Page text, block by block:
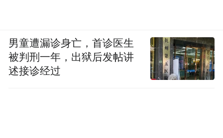
男童遭漏诊身亡，首诊医生
被判刑一年，出狱后发帖讲
述接诊经过